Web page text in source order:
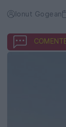
Ionut Gogean